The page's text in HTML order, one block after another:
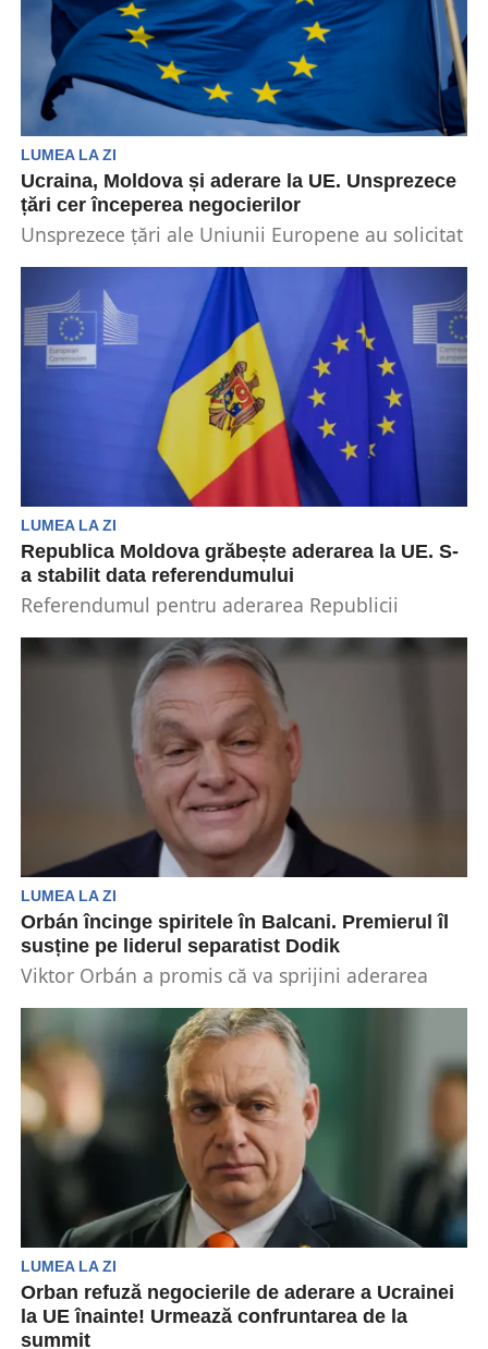
LUMEA LA ZI
Ucraina, Moldova și aderare la UE. Unsprezece
țări cer începerea negocierilor
Unsprezece țări ale Uniunii Europene au solicitat
aderarea Ucrainei și Moldovei...
LUMEA LA ZI
Republica Moldova grăbește aderarea la UE. S-
a stabilit data referendumului
Referendumul pentru aderarea Republicii
20 octombrie. Hotărârea privind...
LUMEA LA ZI
Orbán încinge spiritele în Balcani. Premierul îl
susține pe liderul separatist Dodik
Viktor Orbán a promis că va sprijini aderarea
LUMEA LA ZI
Orban refuză negocierile de aderare a Ucrainei
la UE înainte! Urmează confruntarea de la
summit